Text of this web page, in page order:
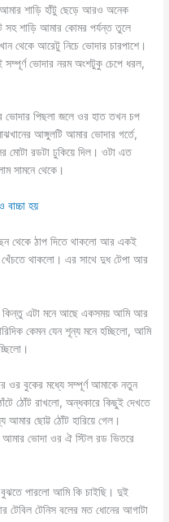
আমার শাড়ি হাঁটু ছেড়ে আরও অনেক
সহ শাড়ি আমার কোমর পর্যন্ত তুলে
থেকে আরেটু নিচে ভোদার চারপাশে।
ভোদার নরম অংশটুকু চেপে ধরল,
পিছলা জলে ওর হাত তখন চপ
আঙ্গুলটি আমার ভোদার গর্তে,
মোটা রডটা ঢুকিয়ে দিল। ওটা এত
সামনে থেকে।
হয়
থেকে ঠাপ দিতে থাকলো আর একই
খেঁচতে থাকলো। এর সাথে দুধ টেপা আর
কিন্তু এটা মনে আছে একসময় আমি আর
কেমন যেন শূন্য মনে হচ্ছিলো, আমি
ওর বুকের মধ্যে সম্পূর্ণ আমাকে নতুন
ঠোঁট রাখলো, অন্ধকারে কিছুই দেখতে
ছোট্ট ঠোঁট হারিয়ে গেল।
আমার ভোদা ওর ঐ স্টিল রড ভিতরে
বুঝতে পারলো আমি কি চাইছি। দুই
টেনিস বলের মত ধোনের আগাটা